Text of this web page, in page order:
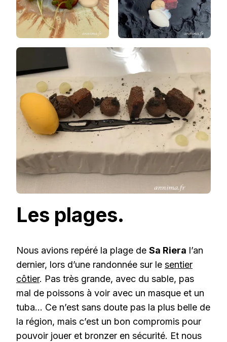
Les plages.
Nous avions repéré la plage de Sa Riera l’an
dernier, lors d’une randonnée sur le sentier
côtier. Pas très grande, avec du sable, pas
mal de poissons à voir avec un masque et un
tuba… Ce n’est sans doute pas la plus belle de
la région, mais c’est un bon compromis pour
pouvoir jouer et bronzer en sécurité. Et nous